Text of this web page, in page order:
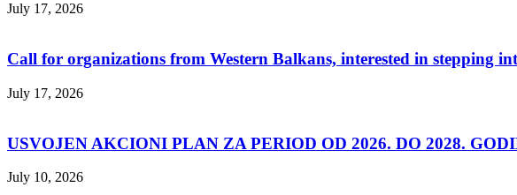
July 17, 2026
Call for organizations from Western Balkans, interested in stepping
July 17, 2026
USVOJEN AKCIONI PLAN ZA PERIOD OD 2026. DO 2028.
July 10, 2026